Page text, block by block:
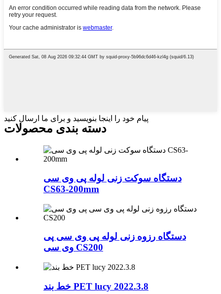
پیام خود را اینجا بنویسید و برای ما ارسال کنید
دسته بندی محصولات
دستگاه سوکت زنی لوله پی وی سی
CS63-200mm
دستگاه رزوه زنی لوله پی وی سی پی
وی سی CS200
خط بند PET lucy 2022.3.8